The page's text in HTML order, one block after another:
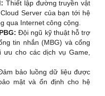
Thiết lập đường truyền vật
Server của bạn tới hệ
qua Internet công cộng.
Đội ngũ kỹ thuật hỗ trợ
tin nhắn (MBG) và cổng
cho các dịch vụ Game,
bảo luồng dữ liệu được
mật và ổn định cho hệ